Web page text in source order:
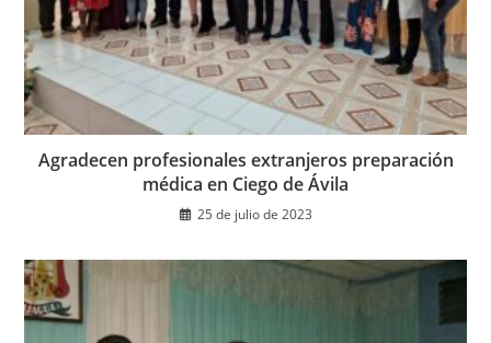
Agradecen profesionales extranjeros preparación
médica en Ciego de Ávila
25 de julio de 2023